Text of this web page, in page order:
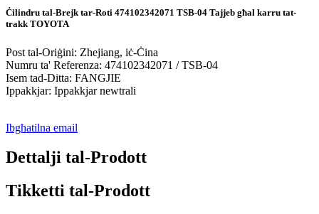
Ċilindru tal-Brejk tar-Roti 474102342071 TSB-04 Tajjeb għal karru tat-
trakk TOYOTA
Post tal-Oriġini: Zhejiang, iċ-Ċina
Numru ta' Referenza: 474102342071 / TSB-04
Isem tad-Ditta: FANGJIE
Ippakkjar: Ippakkjar newtrali
Ibgħatilna email
Dettalji tal-Prodott
Tikketti tal-Prodott